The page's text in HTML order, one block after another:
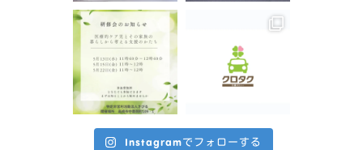
Instagramでフォローする